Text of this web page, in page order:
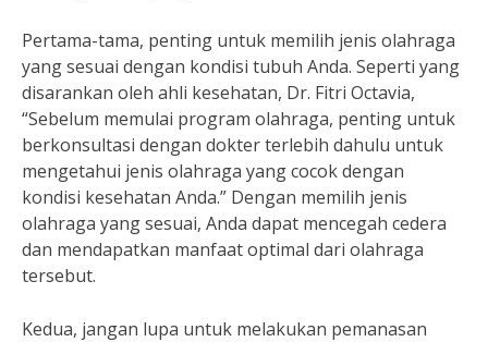
Pertama-tama, penting untuk memilih jenis olahraga
yang sesuai dengan kondisi tubuh Anda. Seperti yang
disarankan oleh ahli kesehatan, Dr. Fitri Octavia,
“Sebelum memulai program olahraga, penting untuk
berkonsultasi dengan dokter terlebih dahulu untuk
mengetahui jenis olahraga yang cocok dengan
kondisi kesehatan Anda.” Dengan memilih jenis
olahraga yang sesuai, Anda dapat mencegah cedera
dan mendapatkan manfaat optimal dari olahraga
tersebut.
Kedua, jangan lupa untuk melakukan pemanasan